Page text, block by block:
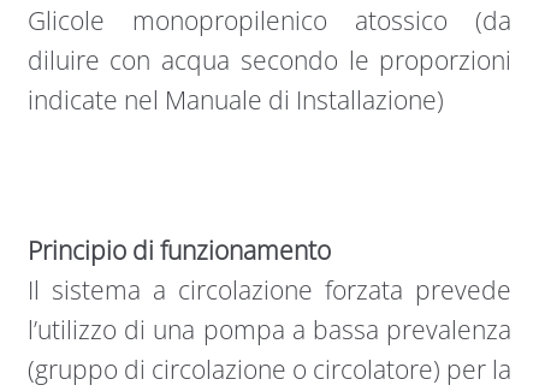
Glicole monopropilenico atossico (da
diluire con acqua secondo le proporzioni
indicate nel Manuale di Installazione)
Principio di funzionamento
Il sistema a circolazione forzata prevede
l’utilizzo di una pompa a bassa prevalenza
(gruppo di circolazione o circolatore) per la